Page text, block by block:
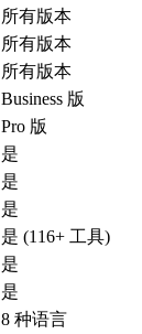
所有版本
所有版本
所有版本
Business 版
Pro 版
是
是
是
是 (116+ 工具)
是
是
8 种语言